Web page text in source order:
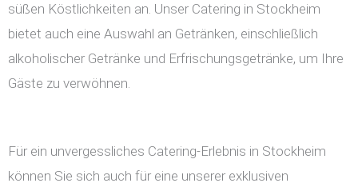
süßen Köstlichkeiten an. Unser Catering in Stockheim
bietet auch eine Auswahl an Getränken, einschließlich
alkoholischer Getränke und Erfrischungsgetränke, um Ihre
Gäste zu verwöhnen.
Für ein unvergessliches Catering-Erlebnis in Stockheim
können Sie sich auch für eine unserer exklusiven